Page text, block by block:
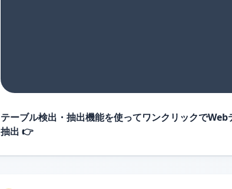
テーブル検出・抽出機能を使ってワンクリックでWeb
抽出 👉